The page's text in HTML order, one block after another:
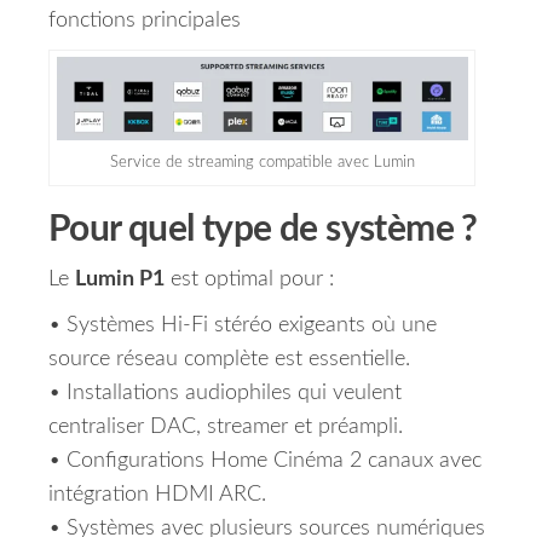
fonctions principales
Service de streaming compatible avec Lumin
Pour quel type de système ?
Le Lumin P1 est optimal pour :
• Systèmes Hi-Fi stéréo exigeants où une
source réseau complète est essentielle.
• Installations audiophiles qui veulent
centraliser DAC, streamer et préampli.
• Configurations Home Cinéma 2 canaux avec
intégration HDMI ARC.
• Systèmes avec plusieurs sources numériques